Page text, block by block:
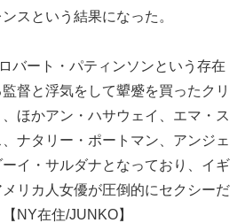
スという結果になった。
バート・パティンソンという存在
督と浮気をして顰蹙を買ったクリ
ほかアン・ハサウェイ、エマ・ス
ナタリー・ポートマン、アンジェ
イ・サルダナとなっており、イギ
リカ人女優が圧倒的にセクシーだ
NY在住/JUNKO】